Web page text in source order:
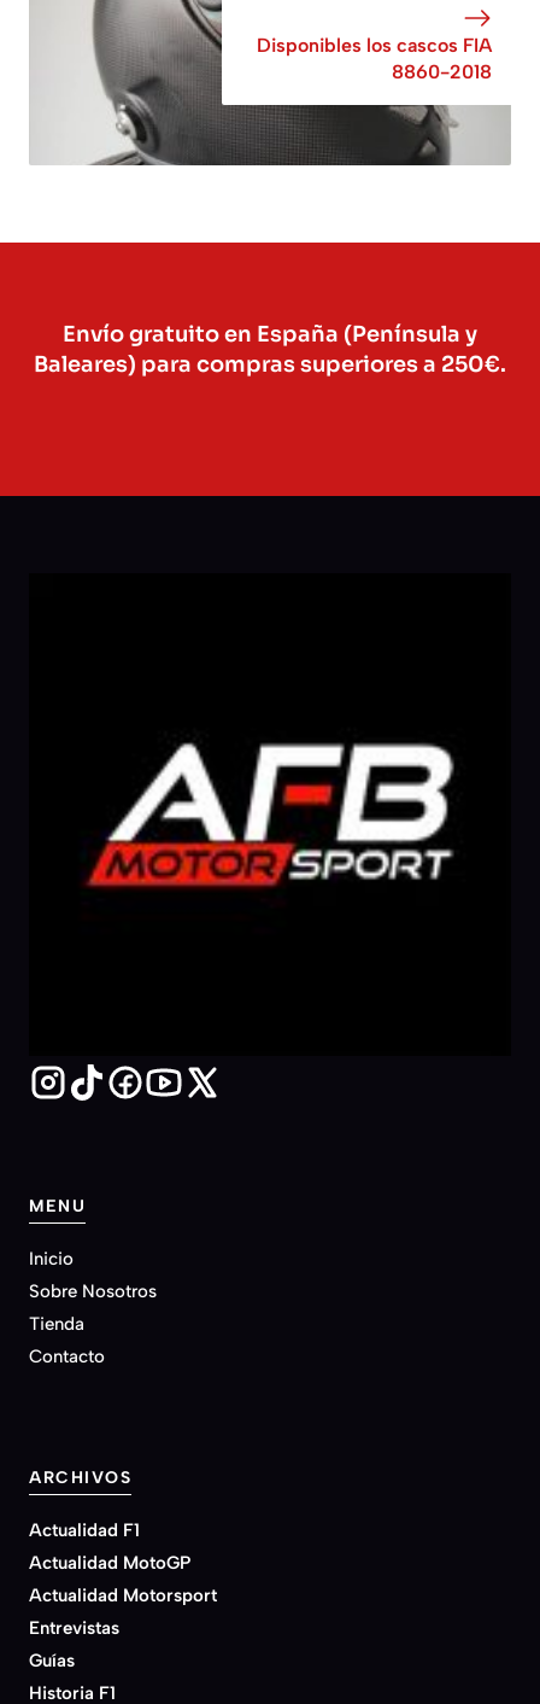
Disponibles los cascos FIA
8860-2018
Envío gratuito en España (Península y
Baleares) para compras superiores a 250€.
MENU
Inicio
Sobre Nosotros
Tienda
Contacto
ARCHIVOS
Actualidad F1
Actualidad MotoGP
Actualidad Motorsport
Entrevistas
Guías
Historia F1